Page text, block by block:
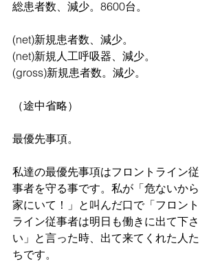
総患者数、減少。8600台。
(net)新規患者数、減少。
(net)新規人工呼吸器、減少。
(gross)新規患者数。減少。
（途中省略）
最優先事項。
私達の最優先事項はフロントライン従
事者を守る事です。私が「危ないから
家にいて！」と叫んだ口で「フロント
ライン従事者は明日も働きに出て下さ
い」と言った時、出て来てくれた人た
ちです。